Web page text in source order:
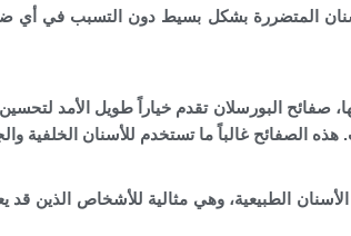
المتضررة بشكل بسيط دون التسبب في أي
تركيب البورسلان عليها، صفائح البورسلان تقدم خياراً طويل
الصفائح غالباً ما تستخدم للأسنان الخلفية
الطبيعية، وهي مثالية للأشخاص الذين قد